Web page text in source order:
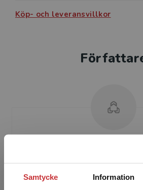
Samtycke Information
Köp- och leveransvillkor
Chieko Fujio Düring är sedan
japanska vid Göteborgs